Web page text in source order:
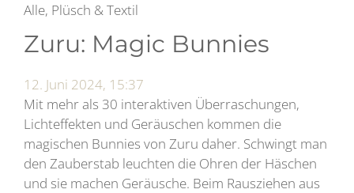
Alle, Plüsch & Textil
Zuru: Magic Bunnies
12. Juni 2024, 15:37
Mit mehr als 30 interaktiven Überraschungen,
Lichteffekten und Geräuschen kommen die
magischen Bunnies von Zuru daher. Schwingt man
den Zauberstab leuchten die Ohren der Häschen
und sie machen Geräusche. Beim Rausziehen aus